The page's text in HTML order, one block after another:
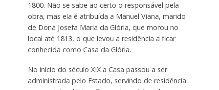
1800. Não se sabe ao certo o responsável pela
obra, mas ela é atribuída a Manuel Viana, marido
de Dona Josefa Maria da Glória, que morou no
local até 1813, o que levou a residência a ficar
conhecida como Casa da Glória.
No início do século XIX a Casa passou a ser
administrada pelo Estado, servindo de residência